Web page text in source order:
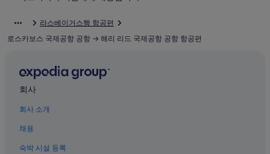
파라다이스의 카지노 호텔
사우스 라스베이거스의 아침 식사 제공 호텔
해리 리드 국제공항 근처 호텔
라스베이거스행 항공편
로스카보스 국제공항 공항 → 해리 리드 국제공항 공항 항공편
회사
회사 소개
채용
숙박 시설 등록